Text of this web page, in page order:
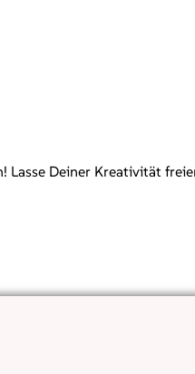
Deiner Kreativität